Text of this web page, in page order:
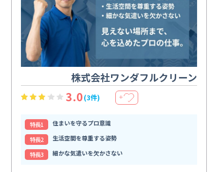
株式会社ワンダフルクリーン
3.0(3件) ＋
特⻑1
住まいを守るプロ意識
特⻑2
生活空間を尊重する姿勢
特⻑3
細かな気遣いを欠かさない